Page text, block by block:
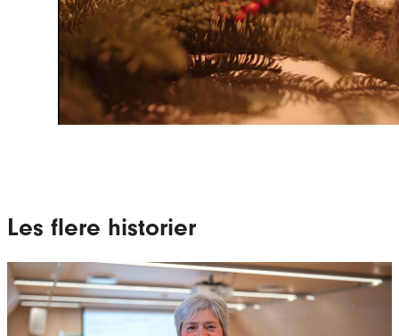
Video
Les flere historier